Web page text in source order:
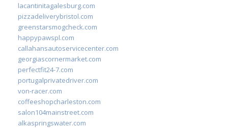
lacantinitagalesburg.com
pizzadeliverybristol.com
greenstarsmogcheck.com
happypawspl.com
callahansautoservicecenter.com
georgiascornermarket.com
perfectfit24-7.com
portugalprivatedriver.com
von-racer.com
coffeeshopcharleston.com
salon104mainstreet.com
alkaspringswater.com